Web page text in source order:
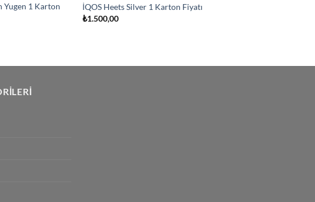
Yugen 1 Karton
İQOS Heets Silver 1 Karton Fiyatı
₺1.500,00